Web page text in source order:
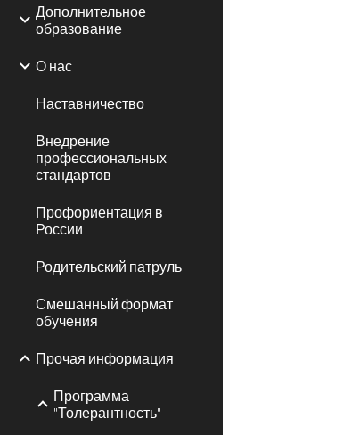
Дополнительное
образование
О нас
Наставничество
Внедрение
профессиональных
стандартов
Профориентация в
России
Родительский патруль
Смешанный формат
обучения
Прочая информация
Программа
"Толерантность"